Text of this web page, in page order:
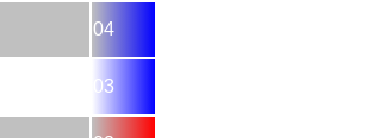
04
03